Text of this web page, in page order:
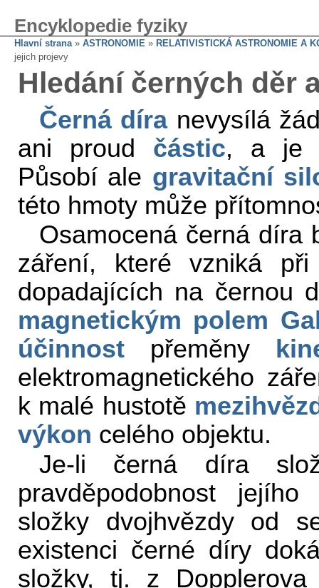
Encyklopedie fyziky
Hlavní strana» ASTRONOMIE » RELATIVISTICKÁ ASTRONOMIE A
jejich projevy
Hledání černých děr
Černá díranevysílá
ani proud částic, a je
Působí ale gravitační
této hmoty může
Osamocená černá díra
záření, které vzniká při
dopadajících na černou
magnetickým polem
účinnost přeměny
elektromagnetického
k malé hustotě
výkon celého objektu.
Je-li černá díra
pravděpodobnost
složky dvojhvězdy od
existenci černé díry
složky, tj. z